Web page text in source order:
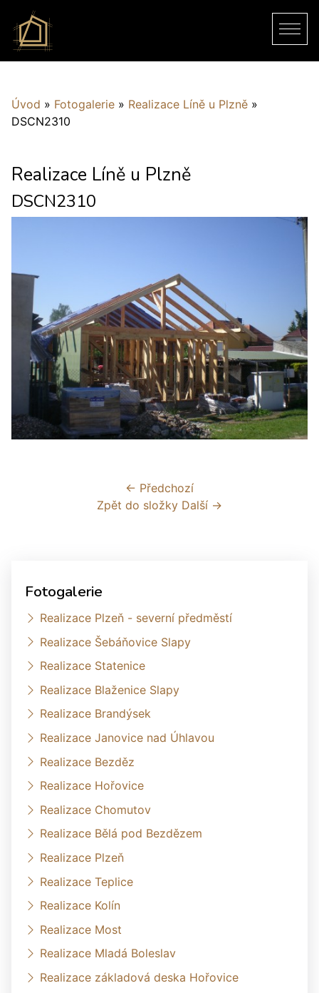
Úvod » Fotogalerie » Realizace Líně u Plzně »
DSCN2310
Realizace Líně u Plzně
DSCN2310
← Předchozí
Zpět do složky Další →
Fotogalerie
Realizace Plzeň - severní předměstí
Realizace Šebáňovice Slapy
Realizace Statenice
Realizace Blaženice Slapy
Realizace Brandýsek
Realizace Janovice nad Úhlavou
Realizace Bezděz
Realizace Hořovice
Realizace Chomutov
Realizace Bělá pod Bezdězem
Realizace Plzeň
Realizace Teplice
Realizace Kolín
Realizace Most
Realizace Mladá Boleslav
Realizace základová deska Hořovice